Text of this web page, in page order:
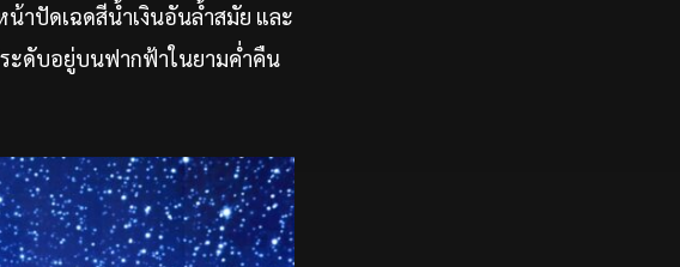
าปัดเฉดสีน้ำเงินอันล้ำสมัย และ
ระดับอยู่บนฟากฟ้าในยามค่ำคืน